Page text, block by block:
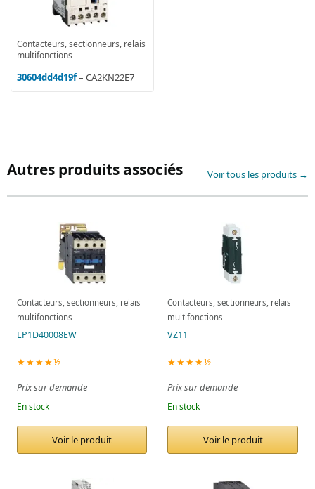
Contacteurs, sectionneurs, relais
multifonctions
30604dd4d19f– CA2KN22E7
Autres produits associés Voir tous les produits →
Contacteurs, sectionneurs, relais
multifonctions
LP1D40008EW
★★★★½
Prix sur demande
En stock
Voir le produit
Contacteurs, sectionneurs, relais
multifonctions
VZ11
★★★★½
Prix sur demande
En stock
Voir le produit